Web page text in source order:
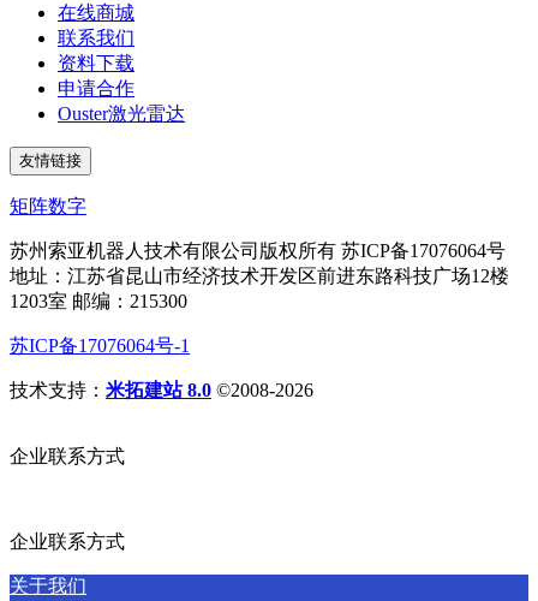
在线商城
联系我们
资料下载
申请合作
Ouster激光雷达
友情链接
矩阵数字
苏州索亚机器人技术有限公司版权所有 苏ICP备17076064号
地址：江苏省昆山市经济技术开发区前进东路科技广场12楼
1203室 邮编：215300
苏ICP备17076064号-1
技术支持： 米拓建站 8.0 ©2008-2026
企业联系方式
企业联系方式
关于我们